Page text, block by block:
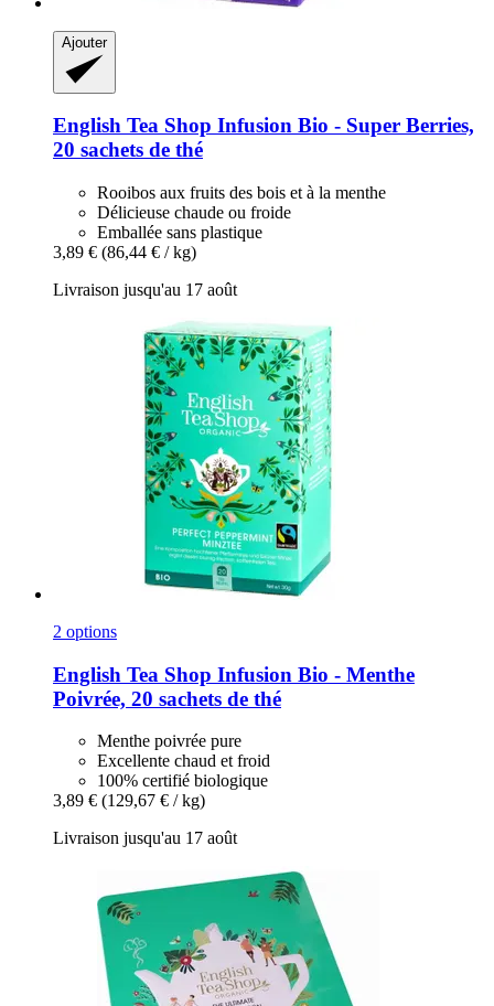
Ajouter
English Tea Shop Infusion Bio -​ Super Berries,
20 sachets de thé
Rooibos aux fruits des bois et à la menthe
Délicieuse chaude ou froide
Emballée sans plastique
3,89 € (86,44 € / kg)
Livraison jusqu'au 17 août
2 options
English Tea Shop Infusion Bio -​ Menthe
Poivrée, 20 sachets de thé
Menthe poivrée pure
Excellente chaud et froid
100% certifié biologique
3,89 € (129,67 € / kg)
Livraison jusqu'au 17 août